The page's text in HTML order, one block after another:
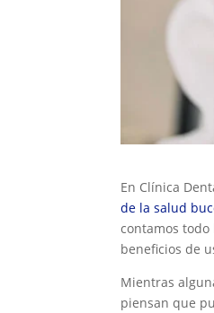
En Clínica
de la salud
contamos
beneficios de
Mientras
piensan que